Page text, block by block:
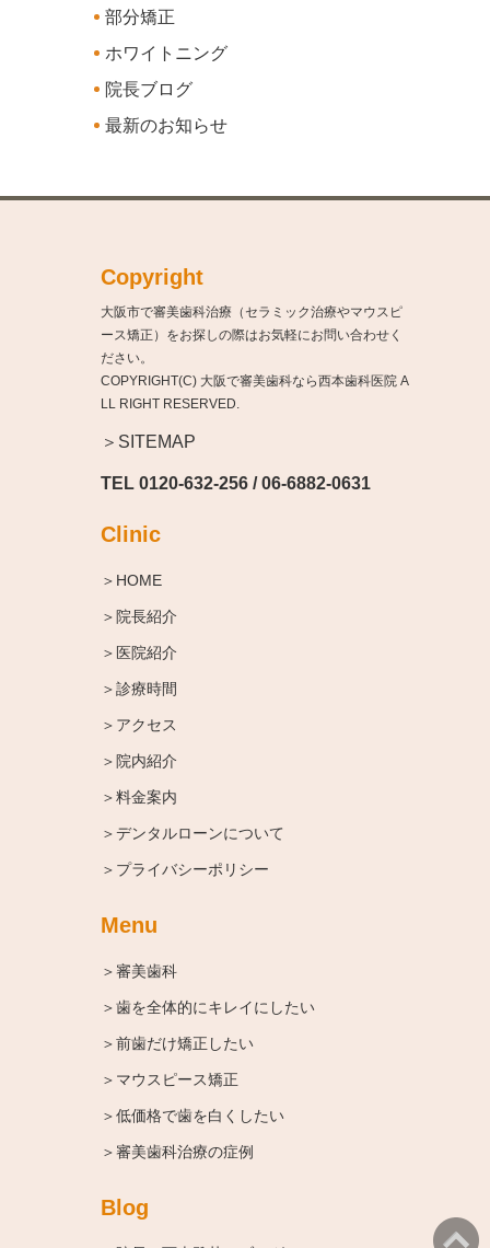
部分矯正
ホワイトニング
院長ブログ
最新のお知らせ
Copyright
大阪市で審美歯科治療（セラミック治療やマウスピ
ース矯正）をお探しの際はお気軽にお問い合わせく
ださい。
COPYRIGHT(C) 大阪で審美歯科なら西本歯科医院 A
LL RIGHT RESERVED.
＞SITEMAP
TEL 0120-632-256 /06-6882-0631
Clinic
＞HOME
＞院長紹介
＞医院紹介
＞診療時間
＞アクセス
＞院内紹介
＞料金案内
＞デンタルローンについて
＞プライバシーポリシー
Menu
＞審美歯科
＞歯を全体的にキレイにしたい
＞前歯だけ矯正したい
＞マウスピース矯正
＞低価格で歯を白くしたい
＞審美歯科治療の症例
Blog